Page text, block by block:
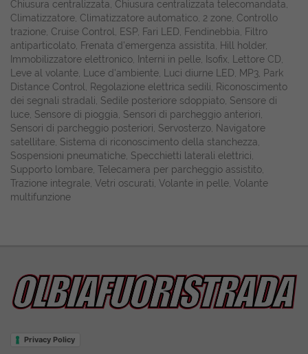
Chiusura centralizzata, Chiusura centralizzata telecomandata,
Climatizzatore, Climatizzatore automatico, 2 zone, Controllo
trazione, Cruise Control, ESP, Fari LED, Fendinebbia, Filtro
antiparticolato, Frenata d'emergenza assistita, Hill holder,
Immobilizzatore elettronico, Interni in pelle, Isofix, Lettore CD,
Leve al volante, Luce d'ambiente, Luci diurne LED, MP3, Park
Distance Control, Regolazione elettrica sedili, Riconoscimento
dei segnali stradali, Sedile posteriore sdoppiato, Sensore di
luce, Sensore di pioggia, Sensori di parcheggio anteriori,
Sensori di parcheggio posteriori, Servosterzo, Navigatore
satellitare, Sistema di riconoscimento della stanchezza,
Sospensioni pneumatiche, Specchietti laterali elettrici,
Supporto lombare, Telecamera per parcheggio assistito,
Trazione integrale, Vetri oscurati, Volante in pelle, Volante
multifunzione
Privacy Policy